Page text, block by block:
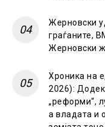
Жерновски
граѓаните,
Жерновски
Хроника на
2026):
„реформи“,
а владата и